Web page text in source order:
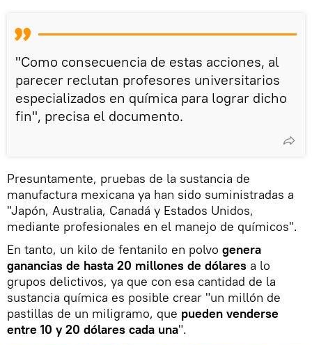
"Como consecuencia de estas acciones, al
parecer reclutan profesores universitarios
especializados en química para lograr dicho
fin", precisa el documento.
Presuntamente, pruebas de la sustancia de
manufactura mexicana ya han sido suministradas a
"Japón, Australia, Canadá y Estados Unidos,
mediante profesionales en el manejo de químicos".
En tanto, un kilo de fentanilo en polvo genera
ganancias de hasta 20 millones de dólares a lo
grupos delictivos, ya que con esa cantidad de la
sustancia química es posible crear "un millón de
pastillas de un miligramo, que pueden venderse
entre 10 y 20 dólares cada una".